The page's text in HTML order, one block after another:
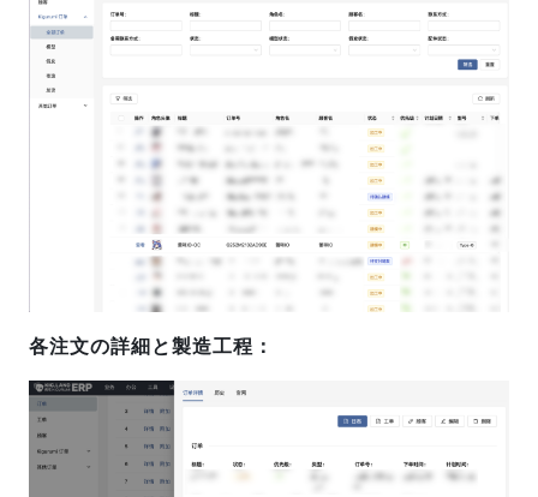
各注文の詳細と製造工程：